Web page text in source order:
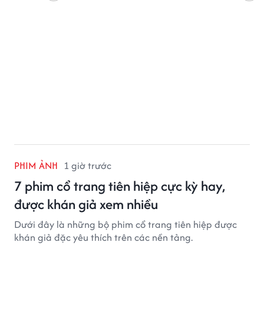
PHIM ẢNH 1 giờ trước
7 phim cổ trang tiên hiệp cực kỳ hay,
được khán giả xem nhiều
Dưới đây là những bộ phim cổ trang tiên hiệp được
khán giả đặc yêu thích trên các nền tảng.